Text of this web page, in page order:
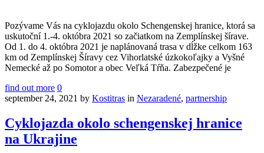
Pozývame Vás na cyklojazdu okolo Schengenskej hranice, ktorá sa
uskutoční 1.-4. októbra 2021 so začiatkom na Zemplínskej šírave.
Od 1. do 4. októbra 2021 je naplánovaná trasa v dĺžke celkom 163
km od Zemplínskej Šíravy cez Vihorlatské úzkokoľajky a Vyšné
Nemecké až po Somotor a obec Veľká Tŕňa. Zabezpečené je
find out more 0
september 24, 2021 by Kostitras in Nezaradené, partnership
Cyklojazda okolo schengenskej hranice
na Ukrajine